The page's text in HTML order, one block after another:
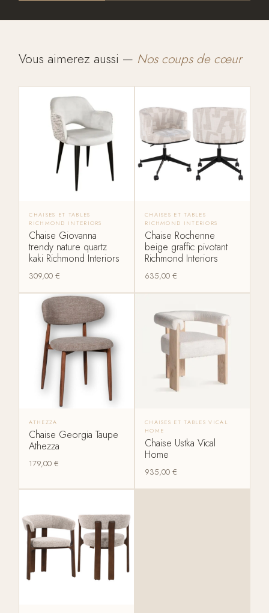
Vous aimerez aussi — Nos coups de cœur
CHAISES ET TABLES
RICHMOND INTERIORS
Chaise Giovanna
trendy nature quartz
kaki Richmond Interiors
309,00€
CHAISES ET TABLES
RICHMOND INTERIORS
Chaise Rochenne
beige graffic pivotant
Richmond Interiors
635,00 €
ATHEZZA
Chaise Georgia Taupe
Athezza
179,00€
CHAISES ET TABLES VICAL
HOME
Chaise Ustka Vical
Home
935,00 €